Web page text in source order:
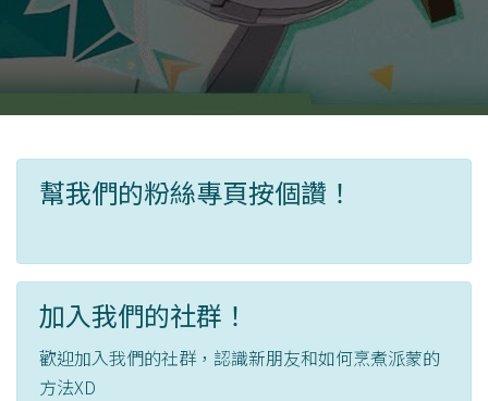
幫我們的粉絲專頁按個讚！
加入我們的社群！
歡迎加入我們的社群，認識新朋友和如何烹煮派蒙的
方法XD